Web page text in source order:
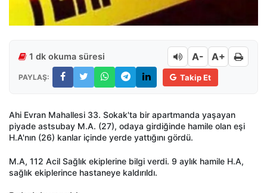
1 dk okuma süresi A- A+
PAYLAŞ: Takip Et
Ahi Evran Mahallesi 33. Sokak'ta bir apartmanda yaşayan
piyade astsubay M.A. (27), odaya girdiğinde hamile olan eşi
H.A'nın (26) kanlar içinde yerde yattığını gördü.
M.A, 112 Acil Sağlık ekiplerine bilgi verdi. 9 aylık hamile H.A,
sağlık ekiplerince hastaneye kaldırıldı.